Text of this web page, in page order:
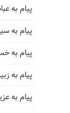
پیام به عباس
پیام به
پیام به
پیام به
پیام به